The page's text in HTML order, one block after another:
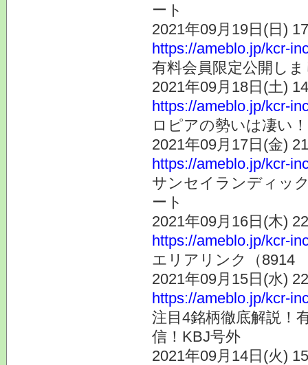
ート
2021年09月19日(日)
https://ameblo.jp/kcr-
有料会員限定公開し
2021年09月18日(土)
https://ameblo.jp/kcr-
ロピアの勢いは凄い！
2021年09月17日(金)
https://ameblo.jp/kcr-
サンセイランディッ
ート
2021年09月16日(木)
https://ameblo.jp/kcr-
エリアリンク（8914
2021年09月15日(水)
https://ameblo.jp/kcr-
注目4銘柄徹底解説！
信！KBJ号外
2021年09月14日(火)